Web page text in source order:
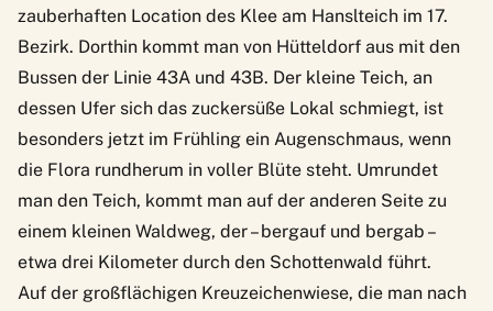
zauberhaften Location des Klee am Hanslteich im 17.
Bezirk. Dorthin kommt man von Hütteldorf aus mit den
Bussen der Linie 43A und 43B. Der kleine Teich, an
dessen Ufer sich das zuckersüße Lokal schmiegt, ist
besonders jetzt im Frühling ein Augenschmaus, wenn
die Flora rundherum in voller Blüte steht. Umrundet
man den Teich, kommt man auf der anderen Seite zu
einem kleinen Waldweg, der – bergauf und bergab –
etwa drei Kilometer durch den Schottenwald führt.
Auf der großflächigen Kreuzeichenwiese, die man nach